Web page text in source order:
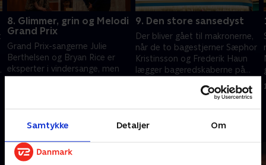
Samtykke Detaljer Om
8. Glimmer, grin og Melodi
Grand Prix
Grand Prix-sangerne Julie
Berthelsen og Bryan Rice er
eksperter i vindersange, men
kan de gætte, hvilke upassende
9. Den store sansedyst
Der bliver gået til makronerne,
når de to bagestjerner Sæphor
Kristinsson og Frederik Haun
lægger bageredskaberne på
7. maj 2022 • 45 min
Andre så også